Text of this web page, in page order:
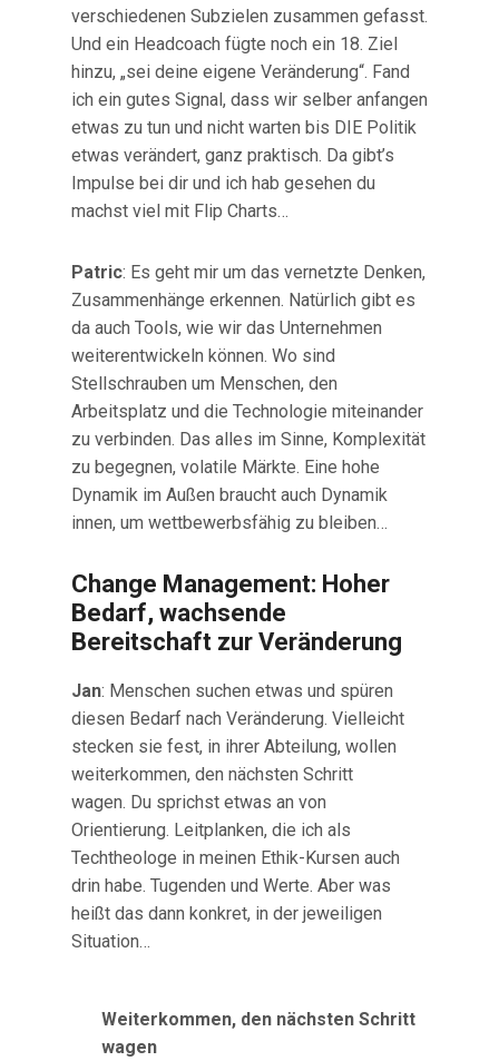
verschiedenen Subzielen zusammen gefasst.
Und ein Headcoach fügte noch ein 18. Ziel
hinzu, „sei deine eigene Veränderung“. Fand
ich ein gutes Signal, dass wir selber anfangen
etwas zu tun und nicht warten bis DIE Politik
etwas verändert, ganz praktisch. Da gibt’s
Impulse bei dir und ich hab gesehen du
machst viel mit Flip Charts…
Patric: Es geht mir um das vernetzte Denken,
Zusammenhänge erkennen. Natürlich gibt es
da auch Tools, wie wir das Unternehmen
weiterentwickeln können. Wo sind
Stellschrauben um Menschen, den
Arbeitsplatz und die Technologie miteinander
zu verbinden. Das alles im Sinne, Komplexität
zu begegnen, volatile Märkte. Eine hohe
Dynamik im Außen braucht auch Dynamik
innen, um wettbewerbsfähig zu bleiben…
Change Management: Hoher
Bedarf, wachsende
Bereitschaft zur Veränderung
Jan: Menschen suchen etwas und spüren
diesen Bedarf nach Veränderung. Vielleicht
stecken sie fest, in ihrer Abteilung, wollen
weiterkommen, den nächsten Schritt
wagen. Du sprichst etwas an von
Orientierung. Leitplanken, die ich als
Techtheologe in meinen Ethik-Kursen auch
drin habe. Tugenden und Werte. Aber was
heißt das dann konkret, in der jeweiligen
Situation…
Weiterkommen, den nächsten Schritt
wagen